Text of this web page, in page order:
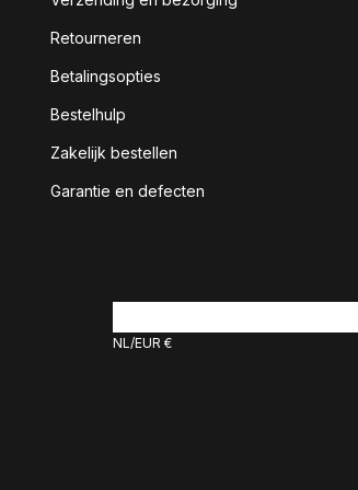
Retourneren
Betalingsopties
Bestelhulp
Zakelijk bestellen
Garantie en defecten
NL EUR €